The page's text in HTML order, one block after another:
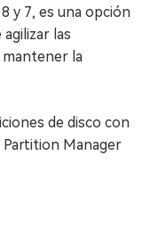
y 7, es una opción
las
mantener la
de disco con
Partition Manager